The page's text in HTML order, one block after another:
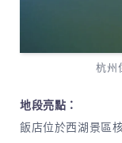
杭州
地段亮點：
飯店位於西湖景區